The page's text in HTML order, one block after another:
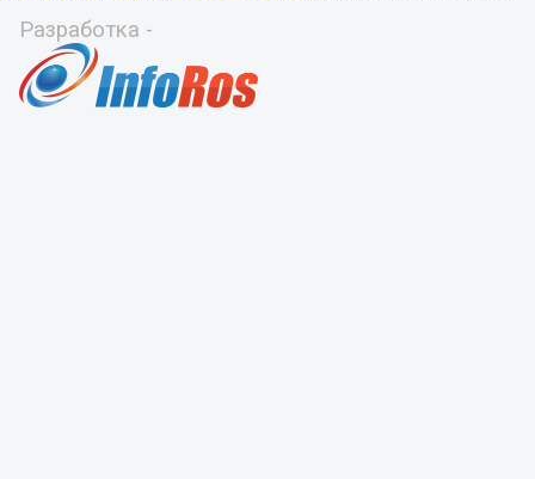
Разработка -